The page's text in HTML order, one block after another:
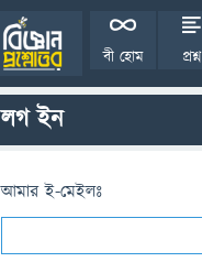
বী হোম প্রশ্ন
লগ ইন
আমার ই-মেইলঃ